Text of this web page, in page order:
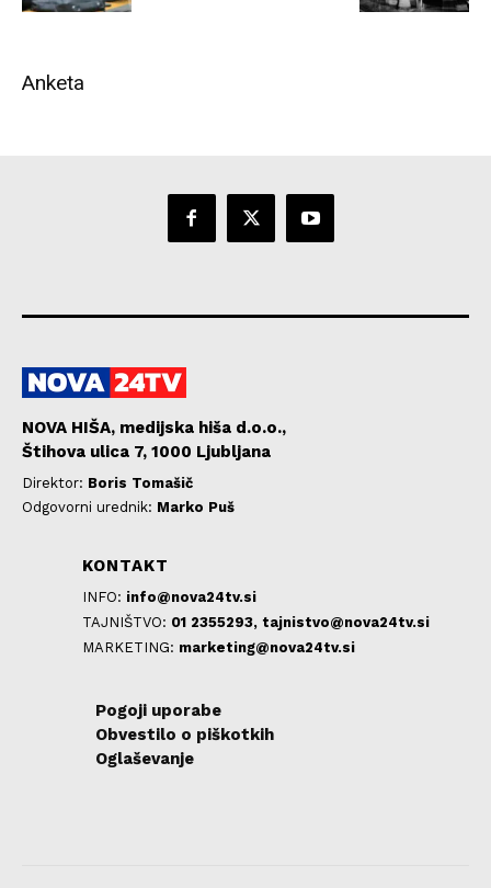
Anketa
NOVA HIŠA, medijska hiša d.o.o.,
Štihova ulica 7, 1000 Ljubljana
Direktor: Boris Tomašič
Odgovorni urednik: Marko Puš
KONTAKT
INFO: info@nova24tv.si
TAJNIŠTVO: 01 2355293, tajnistvo@nova24tv.si
MARKETING: marketing@nova24tv.si
Pogoji uporabe
Obvestilo o piškotkih
Oglaševanje